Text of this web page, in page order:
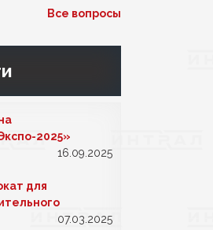
Все вопросы
2025»
16.09.2025
для
07.03.2025